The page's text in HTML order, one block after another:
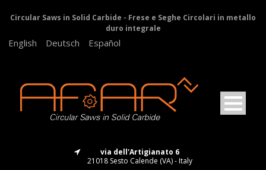
Circular Saws in Solid Carbide - Frese e Seghe Circolari in metallo
duro integrale
English Deutsch Español
via dell'Artigianato 6
21018 Sesto Calende (VA) - Italy